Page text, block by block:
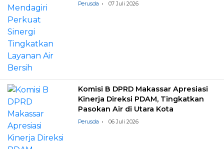
Perusda 07 Juli 2026
Komisi B DPRD Makassar Apresiasi
Kinerja Direksi PDAM, Tingkatkan
Pasokan Air di Utara Kota
Perusda 06 Juli 2026